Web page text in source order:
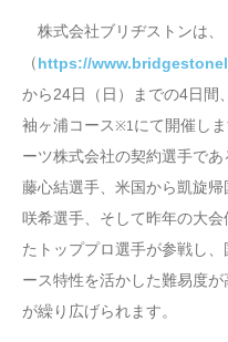
株式会社ブリヂストンは、
（https://
から24日（日）までの4日間
袖ヶ浦コース※1にて開催し
ーツ株式会社の契約選手で
藤心結選手、米国から凱旋
咲希選手、そして昨年の大
たトッププロ選手が参戦し
ース特性を活かした難易度
が繰り広げられます。